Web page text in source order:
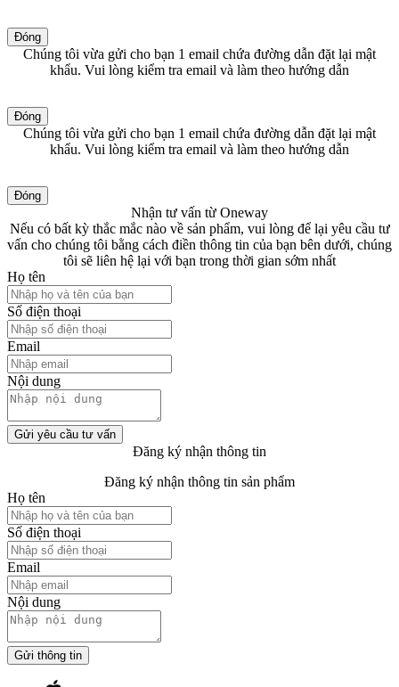
Đóng
Chúng tôi vừa gửi cho bạn 1 email chứa đường dẫn đặt lại mật
khẩu. Vui lòng kiểm tra email và làm theo hướng dẫn
Đóng
Chúng tôi vừa gửi cho bạn 1 email chứa đường dẫn đặt lại mật
khẩu. Vui lòng kiểm tra email và làm theo hướng dẫn
Đóng
Nhận tư vấn từ Oneway
Nếu có bất kỳ thắc mắc nào về sản phẩm, vui lòng để lại yêu cầu tư
vấn cho chúng tôi bằng cách điền thông tin của bạn bên dưới, chúng
tôi sẽ liên hệ lại với bạn trong thời gian sớm nhất
Họ tên
Số điện thoại
Email
Nội dung
Gửi yêu cầu tư vấn
Đăng ký nhận thông tin
Đăng ký nhận thông tin sản phẩm
Họ tên
Số điện thoại
Email
Nội dung
Gửi thông tin